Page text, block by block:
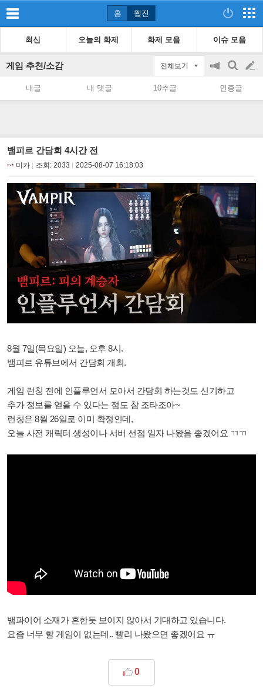
홈 웹진
최신 오늘의 화제 화제 모음 이슈 모음
게임 추천/소감 전체보기
공
on/off
검
색
글
쓰
내글 내 댓글 10추글 인증글
뱀피르 간담회 4시간 전
미카 조회: 2033 2025-08-07 16:18:03
8월 7일(목요일) 오늘, 오후 8시.
뱀피르 유튜브에서 간담회 개최.
게임 런칭 전에 인플루언서 모아서 간담회 하는것도 신기하고
추가 정보를 얻을 수 있다는 점도 참 조타조아~
런칭은 8월 26일로 이미 확정인데,
오늘 사전 캐릭터 생성이나 서버 선점 일자 나왔음 좋겠어요 ㄲㄲ
뱀파이어 소재가 흔한듯 보이지 않아서 기대하고 있습니다.
요즘 너무 할 게임이 없는데.. 빨리 나왔으면 좋겠어요 ㅠ
0